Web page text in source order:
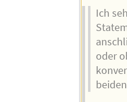
Ich
oder